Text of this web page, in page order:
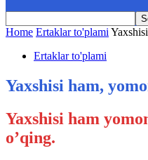
Home Ertaklar to'plami
Ertaklar to'plami
Yaxshisi ham,
Yaxshisi ham
o’qing.